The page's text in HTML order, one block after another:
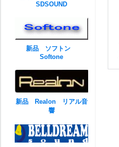
SDSOUND
新品 ソフトン
Softone
新品 Realon リアル音
響